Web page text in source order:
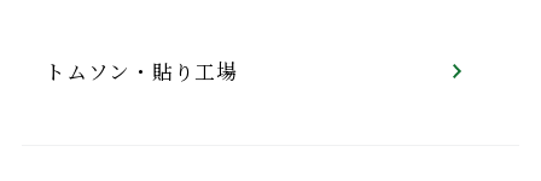
トムソン・貼り工場